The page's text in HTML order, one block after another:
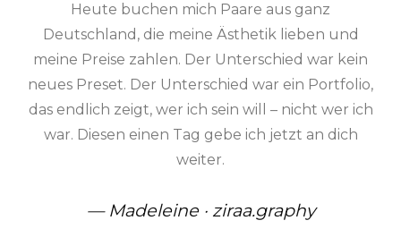
Heute buchen mich Paare aus ganz
Deutschland, die meine Ästhetik lieben und
meine Preise zahlen. Der Unterschied war kein
neues Preset. Der Unterschied war ein Portfolio,
das endlich zeigt, wer ich sein will – nicht wer ich
war. Diesen einen Tag gebe ich jetzt an dich
weiter.
— Madeleine · ziraa.graphy